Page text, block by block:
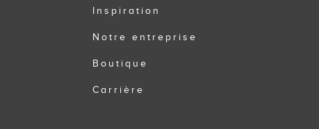
Inspiration
Notre entreprise
Boutique
Carrière